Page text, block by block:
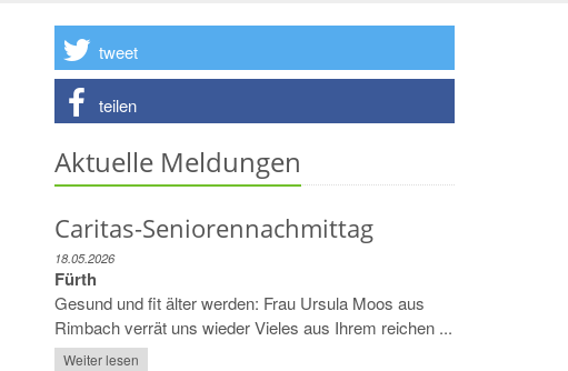
tweet
teilen
Aktuelle Meldungen
Caritas-Seniorennachmittag
18.05.2026
Fürth
Gesund und fit älter werden: Frau Ursula Moos aus
Rimbach verrät uns wieder Vieles aus Ihrem reichen ...
Weiter lesen